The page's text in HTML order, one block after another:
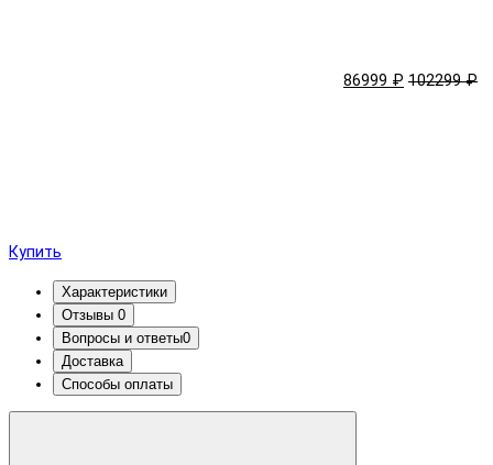
86999 ₽ 102299 ₽
Купить
Характеристики
Отзывы 0
Вопросы и ответы0
Доставка
Способы оплаты